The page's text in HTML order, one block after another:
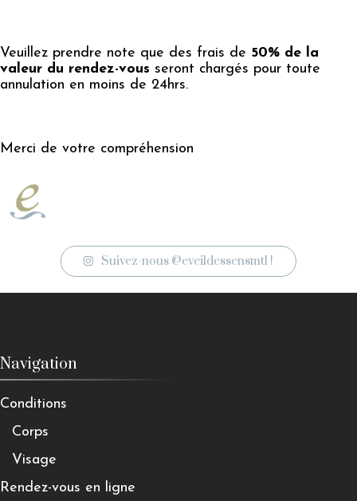
Veuillez prendre note que des frais de 50% de la
valeur du rendez-vous seront chargés pour toute
annulation en moins de 24hrs.
Merci de votre compréhension
Suivez-nous @eveildessensmtl !
Navigation
Conditions
Corps
Visage
Rendez-vous en ligne